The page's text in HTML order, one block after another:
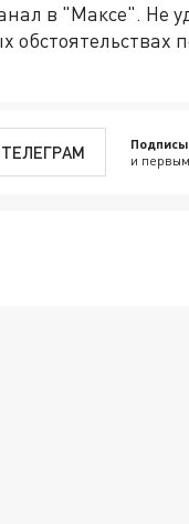
в "Максе". Не
обстоятельствах
ТЕЛЕГРАМ и